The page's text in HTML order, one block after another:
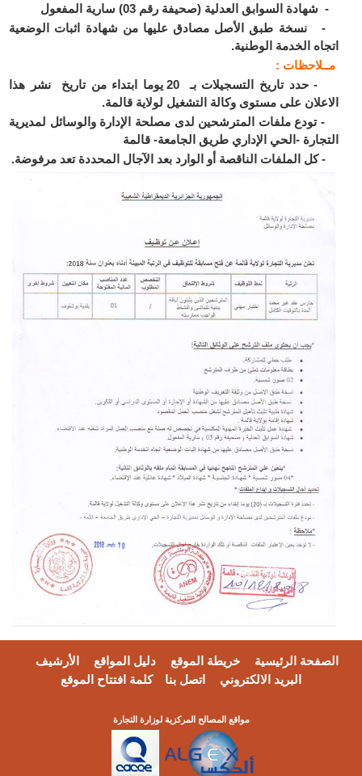
السوابق العدلية (صحيفة رقم 03) سارية المفعول
طبق الأصل مصادق عليها من شهادة اثبات الوضعية
الخدمة الوطنية.
:
- حدد تاريخ التسجيلات بـ 20 يوما ابتداء من تاريخ نشر هذا
على مستوى وكالة التشغيل لولاية قالمة.
ملفات المترشحين لدى مصلحة الإدارة والوسائل لمديرية
-الحي الإداري طريق الجامعة- قالمة
الملفات الناقصة أو الوارد بعد الآجال المحددة تعد مرفوضة.
الرئيسية خريطة الموقع دليل المواقع
الأرشيف
البريد الالكتروني
اتصل بنا كلمة افتتاح الموقع
مواقع المصالح المركزية لوزارة التجارة